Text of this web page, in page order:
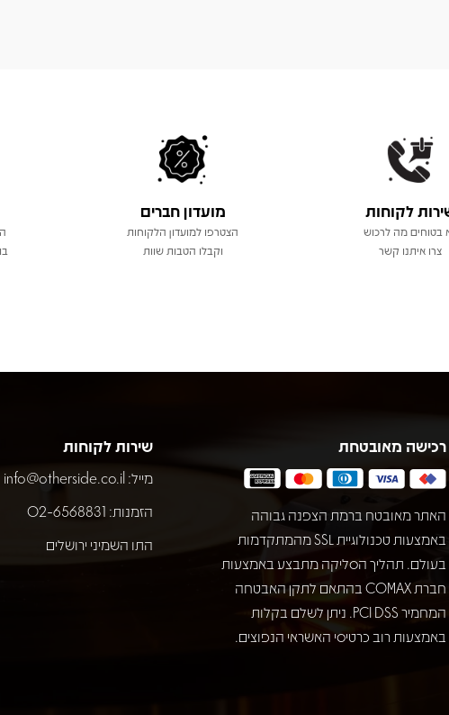
לקוחות
בטוחים מה לרכוש
צרו איתנו קשר
מועדון חברים
הצטרפו למועדון הלקוחות
וקבלו הטבות שוות
רכישה מאובטחת
האתר מאובטח ברמת הצפנה גבוהה
באמצעות טכנולוגיית SSL מהמתקדמות
בעולם. תהליך הסליקה מתבצע באמצעות
חברת COMAX בהתאם לתקן האבטחה
המחמיר PCI DSS. ניתן לשלם בקלות
באמצעות רוב כרטיסי האשראי הנפוצים.
שירות לקוחות
מייל: info@otherside.co.il
הזמנות: 02-6568831
התו השמיני ירושלים